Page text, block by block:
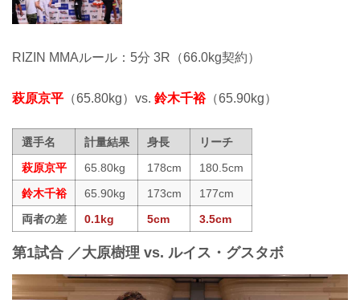
RIZIN MMAルール：5分 3R（66.0kg契約）
萩原京平 （65.80kg）vs. 鈴木千裕（65.90kg）
選手名 計量結果 身長
リーチ
萩原京平
65.80kg 178cm
180.5cm
鈴木千裕
65.90kg 173cm
177cm
両者の差
0.1kg 5cm 3.5cm
第1試合 ／大原樹理 vs. ルイス・グスタボ